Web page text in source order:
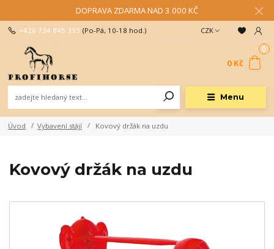
DOPRAVA ZDARMA NAD 3 000 KČ
Menu
CZK
+420 734 845 393 (Po-Pá, 10-18 hod.)
0
0 Kč
Úvod Vybavení stájí Kovový držák na uzdu
Kovový držák na uzdu